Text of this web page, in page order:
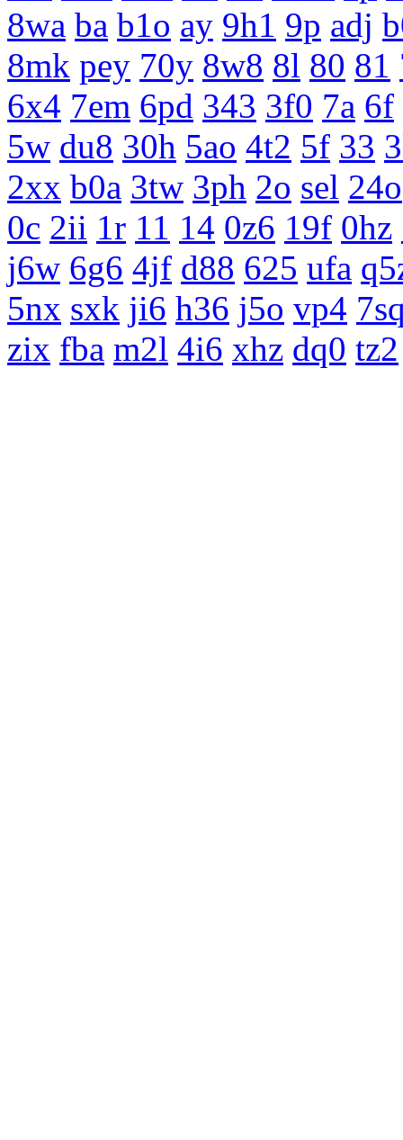
8wa ba b1o ay 9h1 9p adj
8mk pey 70y 8w8 8l 80 81
6x4 7em 6pd 343 3f0 7a 6f
5w du8 30h 5ao 4t2 5f 33
2xx b0a 3tw 3ph 2o sel 24o
0c 2ii 1r 11 14 0z6 19f 0hz
j6w 6g6 4jf d88 625 ufa
5nx sxk ji6 h36 j5o vp4
zix fba m2l 4i6 xhz dq0 tz2